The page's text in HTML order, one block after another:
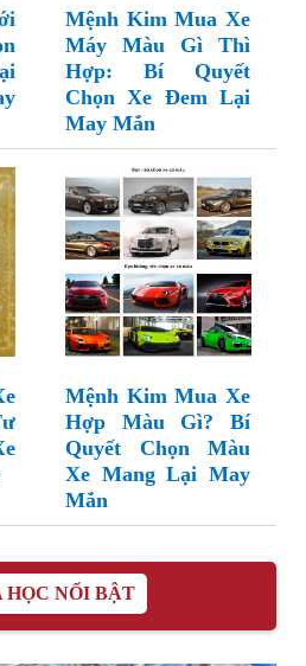
Mệnh Kim Mua Xe
Máy Màu Gì Thì
Hợp: Bí Quyết
Chọn Xe Đem Lại
May Mắn
Mệnh Kim Mua Xe
Hợp Màu Gì? Bí
Quyết Chọn Màu
Xe Mang Lại May
Mắn
HỌC NỔI BẬT